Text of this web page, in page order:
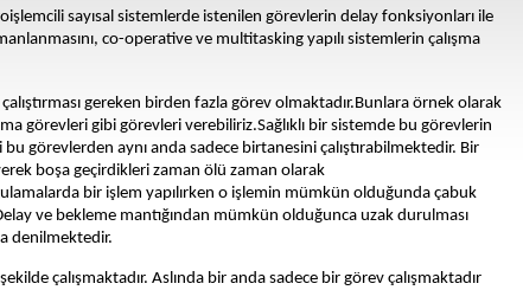
sayısal sistemlerde istenilen görevlerin delay fonksiyonları ile
co-operative ve multitasking yapılı sistemlerin çalışma
gereken birden fazla görev olmaktadır.Bunlara örnek olarak
görevleri gibi görevleri verebiliriz.Sağlıklı bir sistemde bu görevlerin
görevlerden aynı anda sadece birtanesini çalıştırabilmektedir. Bir
boşa geçirdikleri zaman ölü zaman olarak
bir işlem yapılırken o işlemin mümkün olduğunda çabuk
ve bekleme mantığından mümkün olduğunca uzak durulması
denilmektedir.
çalışmaktadır. Aslında bir anda sadece bir görev çalışmaktadır